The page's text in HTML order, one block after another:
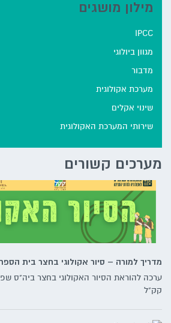
מילון מושגים
IPCC
מגוון ביולוגי
מדבור
מערכת אקולוגית
שינוי אקלים
שירותי המערכת האקולוגית
מערכים קשורים
מדריך למורה – סיור אקולוגי בחצר בית הספר
ערכה להוראת הסיור האקולוגי בחצר ביה"ס
קק"ל